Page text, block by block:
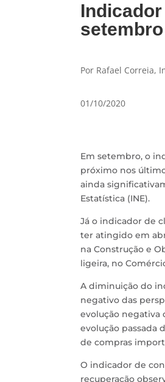
setembro
Por Rafael Correia,
01/10/2020
Em setembro, o
próximo nos
ainda
Estatística (INE).
Já o indicador de
ter atingido em
na Construção e
ligeira, no
A diminuição do
negativo das
evolução negativa
evolução passada
de compras
O indicador de
recuperação